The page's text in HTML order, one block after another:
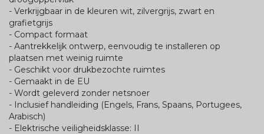
- Verkrijgbaar in de kleuren wit, zilvergrijs, zwart en
grafietgrijs
- Compact formaat
- Aantrekkelijk ontwerp, eenvoudig te installeren op
plaatsen met weinig ruimte
- Geschikt voor drukbezochte ruimtes
- Gemaakt in de EU
- Wordt geleverd zonder netsnoer
- Inclusief handleiding (Engels, Frans, Spaans, Portugees,
Arabisch)
- Elektrische veiligheidsklasse: II